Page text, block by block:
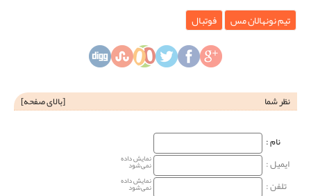
تیم نونهالان مس فوتبال
نظر شما [بالای صفحه]
نام‌ :
ایمیل :
نمایش داده
نمی‌شود
تلفن : نمایش داده
نمی‌شود